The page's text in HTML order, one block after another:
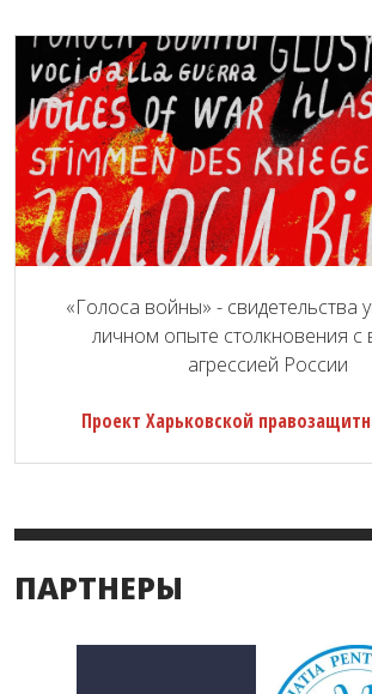
«Голоса войны» - свидетельства
личном опыте столкновения с
агрессией России
Проект Харьковской
ПАРТНЕРЫ